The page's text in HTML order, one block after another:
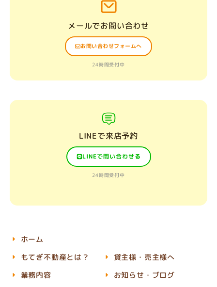
メールでお問い合わせ
お問い合わせフォームへ
24時間受付中
LINEで来店予約
LINEで問い合わせる
24時間受付中
ホーム
もてぎ不動産とは？
業務内容
貸主様・売主様へ
お知らせ・ブログ